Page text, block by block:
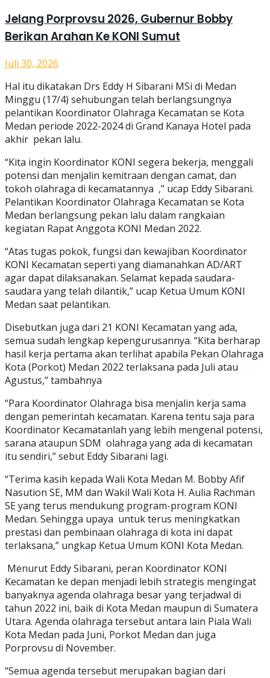
Jelang Porprovsu 2026, Gubernur Bobby
Berikan Arahan Ke KONI Sumut
Juli 30, 2026
Hal itu dikatakan Drs Eddy H Sibarani MSi di Medan
Minggu (17/4) sehubungan telah berlangsungnya
pelantikan Koordinator Olahraga Kecamatan se Kota
Medan periode 2022-2024 di Grand Kanaya Hotel pada
akhir pekan lalu.
“Kita ingin Koordinator KONI segera bekerja, menggali
potensi dan menjalin kemitraan dengan camat, dan
tokoh olahraga di kecamatannya ,” ucap Eddy Sibarani.
Pelantikan Koordinator Olahraga Kecamatan se Kota
Medan berlangsung pekan lalu dalam rangkaian
kegiatan Rapat Anggota KONI Medan 2022.
“Atas tugas pokok, fungsi dan kewajiban Koordinator
KONI Kecamatan seperti yang diamanahkan AD/ART
agar dapat dilaksanakan. Selamat kepada saudara-
saudara yang telah dilantik,” ucap Ketua Umum KONI
Medan saat pelantikan.
Disebutkan juga dari 21 KONI Kecamatan yang ada,
semua sudah lengkap kepengurusannya. “Kita berharap
hasil kerja pertama akan terlihat apabila Pekan Olahraga
Kota (Porkot) Medan 2022 terlaksana pada Juli atau
Agustus,” tambahnya
“Para Koordinator Olahraga bisa menjalin kerja sama
dengan pemerintah kecamatan. Karena tentu saja para
Koordinator Kecamatanlah yang lebih mengenal potensi,
sarana ataupun SDM olahraga yang ada di kecamatan
itu sendiri,” sebut Eddy Sibarani lagi.
“Terima kasih kepada Wali Kota Medan M. Bobby Afif
Nasution SE, MM dan Wakil Wali Kota H. Aulia Rachman
SE yang terus mendukung program-program KONI
Medan. Sehingga upaya untuk terus meningkatkan
prestasi dan pembinaan olahraga di kota ini dapat
terlaksana,” ungkap Ketua Umum KONI Kota Medan.
Menurut Eddy Sibarani, peran Koordinator KONI
Kecamatan ke depan menjadi lebih strategis mengingat
banyaknya agenda olahraga besar yang terjadwal di
tahun 2022 ini, baik di Kota Medan maupun di Sumatera
Utara. Agenda olahraga tersebut antara lain Piala Wali
Kota Medan pada Juni, Porkot Medan dan juga
Porprovsu di November.
“Semua agenda tersebut merupakan bagian dari